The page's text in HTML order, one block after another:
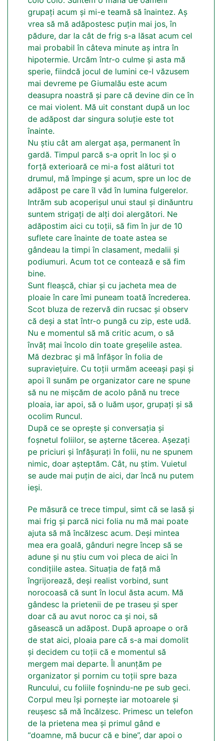
grupați acum și mi-e teamă să înaintez. Aș
vrea să mă adăpostesc puțin mai jos, în
pădure, dar la cât de frig s-a lăsat acum cel
mai probabil în câteva minute aș intra în
hipotermie. Urcăm într-o culme și asta mă
sperie, fiindcă jocul de lumini ce-l văzusem
mai devreme pe Giumalău este acum
deasupra noastră și pare că devine din ce în
ce mai violent. Mă uit constant după un loc
de adăpost dar singura soluție este tot
înainte.
Nu știu cât am alergat așa, permanent în
gardă. Timpul parcă s-a oprit în loc și o
forță exterioară ce mi-a fost alături tot
drumul, mă împinge și acum, spre un loc de
adăpost pe care îl văd în lumina fulgerelor.
Intrăm sub acoperișul unui staul și dinăuntru
suntem strigați de alți doi alergători. Ne
adăpostim aici cu toții, să fim în jur de 10
suflete care înainte de toate astea se
gândeau la timpi în clasament, medalii și
podiumuri. Acum tot ce contează e să fim
bine.
Sunt fleașcă, chiar și cu jacheta mea de
ploaie în care îmi puneam toată încrederea.
Scot bluza de rezervă din rucsac și observ
că deși a stat într-o pungă cu zip, este udă.
Nu e momentul să mă critic acum, o să
învăț mai încolo din toate greșelile astea.
Mă dezbrac și mă înfășor în folia de
supraviețuire. Cu toții urmăm aceeași pași și
apoi îl sunăm pe organizator care ne spune
să nu ne mișcăm de acolo până nu trece
ploaia, iar apoi, să o luăm ușor, grupați și să
ocolim Runcul.
După ce se oprește și conversația și
foșnetul foliilor, se așterne tăcerea. Așezați
pe priciuri și înfășurați în folii, nu ne spunem
nimic, doar așteptăm. Cât, nu știm. Vuietul
se aude mai puțin de aici, dar încă nu putem
ieși.
Pe măsură ce trece timpul, simt că se lasă și
mai frig și parcă nici folia nu mă mai poate
ajuta să mă încălzesc acum. Deși mintea
mea era goală, gânduri negre încep să se
adune și nu știu cum voi pleca de aici în
condițiile astea. Situația de față mă
îngrijorează, deși realist vorbind, sunt
norocoasă că sunt în locul ăsta acum. Mă
gândesc la prietenii de pe traseu și sper
doar că au avut noroc ca și noi, să
găsească un adăpost. După aproape o oră
de stat aici, ploaia pare că s-a mai domolit
și decidem cu toții că e momentul să
mergem mai departe. Îl anunțăm pe
organizator și pornim cu toții spre baza
Runcului, cu foliile foșnindu-ne pe sub geci.
Corpul meu își pornește iar motoarele și
reușesc să mă încălzesc. Primesc un telefon
de la prietena mea și primul gând e
“doamne, mă bucur că e bine”, dar apoi o